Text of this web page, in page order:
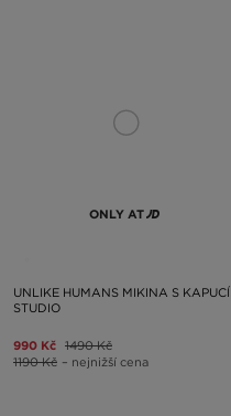
ONLY AT
UNLIKE HUMANS MIKINA S KAPUCÍ
STUDIO
990 Kč 1490 Kč
1190 Kč – nejnižší cena